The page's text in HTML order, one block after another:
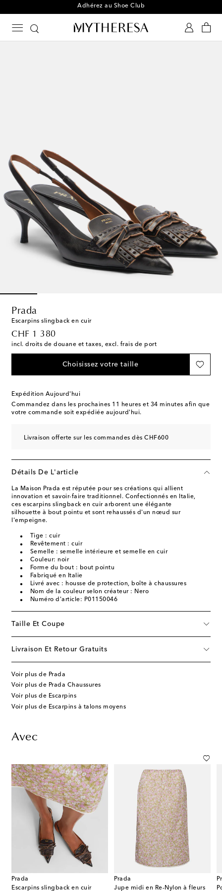
Adhérez au Shoe Club
Prada
Escarpins slingback en cuir
CHF 1 380
original price
incl. droits de douane et taxes, excl. frais de port
Choisissez votre taille
Expédition Aujourd'hui
Commandez dans les prochaines 11 heures et 34 minutes afin que
votre commande soit expédiée aujourd'hui.
Livraison offerte sur les commandes dès CHF600
Détails De L'article
La Maison Prada est réputée pour ses créations qui allient
innovation et savoir-faire traditionnel. Confectionnés en Italie,
ces escarpins slingback en cuir arborent une élégante
silhouette à bout pointu et sont rehaussés d'un nœud sur
l'empeigne.
Tige : cuir
Revêtement : cuir
Semelle : semelle intérieure et semelle en cuir
Couleur: noir
Forme du bout : bout pointu
Fabriqué en Italie
Livré avec : housse de protection, boîte à chaussures
Nom de la couleur selon créateur : Nero
Numéro d'article: P01150046
Taille Et Coupe
Livraison Et Retour Gratuits
Voir plus de Prada
Voir plus de Prada Chaussures
Voir plus de Escarpins
Voir plus de Escarpins à talons moyens
Avec
Prada
Escarpins slingback en cuir
Prada
Jupe midi en Re-Nylon à fleurs